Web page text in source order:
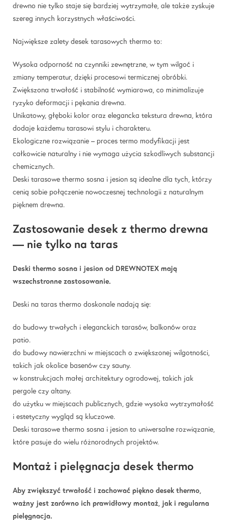
drewno nie tylko staje się bardziej wytrzymałe, ale także zyskuje
szereg innych korzystnych właściwości.
Największe zalety desek tarasowych thermo to:
Wysoka odporność na czynniki zewnętrzne, w tym wilgoć i
zmiany temperatur, dzięki procesowi termicznej obróbki.
Zwiększona trwałość i stabilność wymiarowa, co minimalizuje
ryzyko deformacji i pękania drewna.
Unikatowy, głęboki kolor oraz elegancka tekstura drewna, która
dodaje każdemu tarasowi stylu i charakteru.
Ekologiczne rozwiązanie – proces termo modyfikacji jest
całkowicie naturalny i nie wymaga użycia szkodliwych substancji
chemicznych.
Deski tarasowe thermo sosna i jesion są idealne dla tych, którzy
cenią sobie połączenie nowoczesnej technologii z naturalnym
pięknem drewna.
Zastosowanie desek z thermo drewna
— nie tylko na taras
Deski thermo sosna i jesion od DREWNOTEX mają
wszechstronne zastosowanie.
Deski na taras thermo doskonale nadają się:
do budowy trwałych i eleganckich tarasów, balkonów oraz
patio.
do budowy nawierzchni w miejscach o zwiększonej wilgotności,
takich jak okolice basenów czy sauny.
w konstrukcjach małej architektury ogrodowej, takich jak
pergole czy altany.
do użytku w miejscach publicznych, gdzie wysoka wytrzymałość
i estetyczny wygląd są kluczowe.
Deski tarasowe thermo sosna i jesion to uniwersalne rozwiązanie,
które pasuje do wielu różnorodnych projektów.
Montaż i pielęgnacja desek thermo
Aby zwiększyć trwałość i zachować piękno desek thermo,
ważny jest zarówno ich prawidłowy montaż, jak i regularna
pielęgnacja.